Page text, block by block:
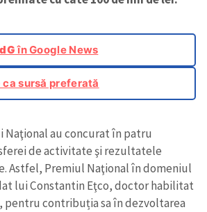
în Google News
ca sursă preferată
Naţional au concurat în patru
de activitate şi rezultatele
Astfel, Premiul Naţional în domeniul
lui Constantin Eţco, doctor habilitat
pentru contribuția sa în dezvoltarea